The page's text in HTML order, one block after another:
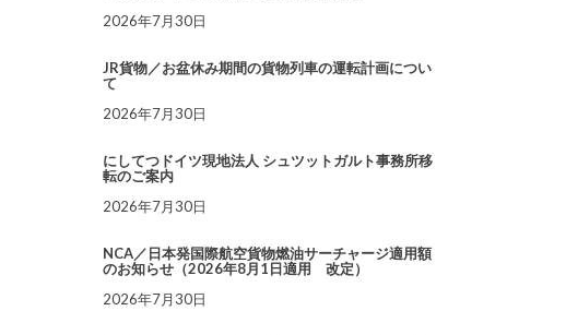
2026年7月30日
JR貨物／お盆休み期間の貨物列車の運転計画につい
て
2026年7月30日
にしてつドイツ現地法人 シュツットガルト事務所移
転のご案内
2026年7月30日
NCA／日本発国際航空貨物燃油サーチャージ適用額
のお知らせ（2026年8月1日適用 改定）
2026年7月30日